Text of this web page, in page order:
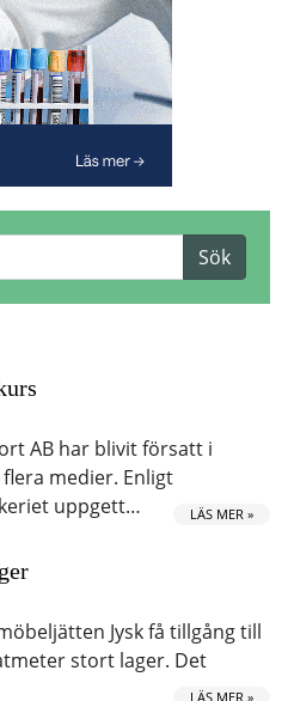
AB har blivit försatt i
medier. Enligt
uppgett…
LÄS MER »
Jysk få tillgång till
stort lager. Det
LÄS MER »